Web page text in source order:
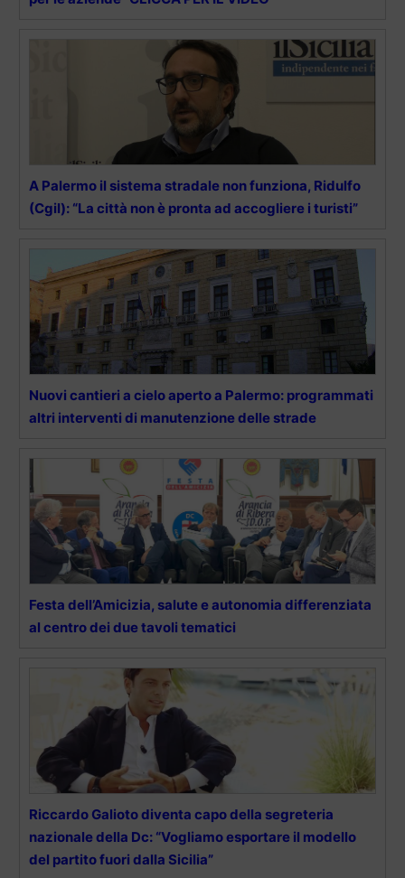
A Palermo il sistema stradale non funziona, Ridulfo
(Cgil): “La città non è pronta ad accogliere i turisti”
Nuovi cantieri a cielo aperto a Palermo: programmati
altri interventi di manutenzione delle strade
Festa dell’Amicizia, salute e autonomia differenziata
al centro dei due tavoli tematici
Riccardo Galioto diventa capo della segreteria
nazionale della Dc: “Vogliamo esportare il modello
del partito fuori dalla Sicilia”